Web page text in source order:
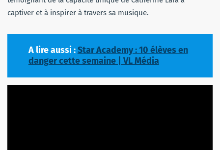
captiver et à inspirer à travers sa musique.
A lire aussi :Star Academy : 10 élèves en
danger cette semaine | VL Média